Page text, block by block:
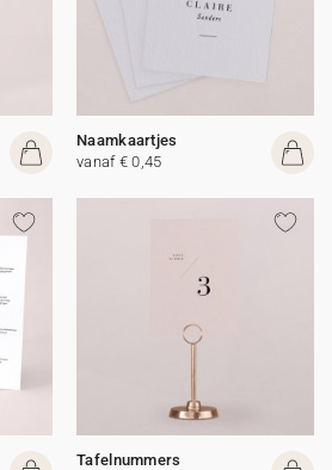
Naamkaartjes
vanaf € 0,45
Tafelnummers